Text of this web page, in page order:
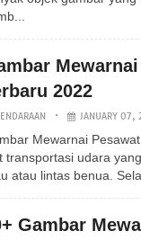
2022
JANUARY 07,
Mewarnai
transportasi udara
atau lintas benua.
Gambar